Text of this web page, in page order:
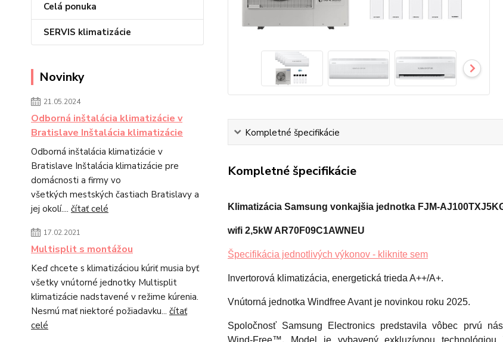
Celá ponuka
SERVIS klimatizácie
Novinky
21.05.2024
Odborná inštalácia klimatizácie v
Bratislave Inštalácia klimatizácie
Odborná inštalácia klimatizácie v
Bratislave Inštalácia klimatizácie pre
domácnosti a firmy vo
všetkých mestských častiach Bratislavy a
jej okolí.... čítať celé
17.02.2021
Multisplit s montážou
Keď chcete s klimatizáciou kúriť musia byť
všetky vnútorné jednotky Multisplit
klimatizácie nadstavené v režime kúrenia.
Nesmú mať niektoré požiadavku... čítať
celé
Kompletné špecifikácie
Kompletné špecifikácie
Klimatizácia Samsung vonkajšia jednotka FJM-
wifi 2,5kW AR70F09C1AWNEU
Špecifikácia jednotlivých výkonov - kliknite sem
Invertorová klimatizácia, energetická trieda A++/A+.
Vnútorná jednotka Windfree Avant je novinkou roku 2025.
Spoločnosť Samsung Electronics predstavila vôbec prvú
Wind-Free™. Model je vybavený exkluzívnou